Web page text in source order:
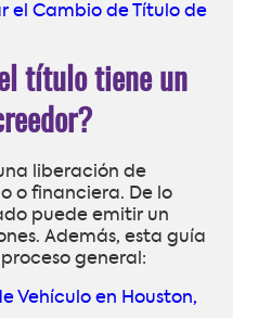
el Cambio de Título de
título tiene un
liberación de
o financiera. De lo
puede emitir un
Además, esta guía
general:
Vehículo en Houston,